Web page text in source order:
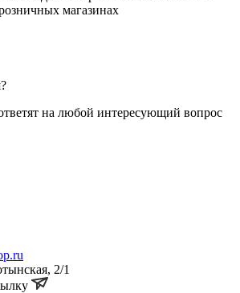
магазинах
на любой интересующий вопрос
2/1